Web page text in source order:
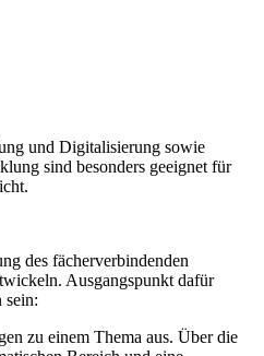
und Digitalisierung sowie
sind besonders geeignet für
des fächerverbindenden
Ausgangspunkt dafür
sein:
zu einem Thema aus. Über die